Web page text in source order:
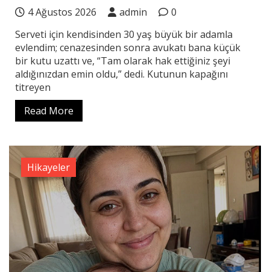
4 Ağustos 2026 admin
0
Serveti için kendisinden 30 yaş büyük bir adamla
evlendim; cenazesinden sonra avukatı bana küçük
bir kutu uzattı ve, “Tam olarak hak ettiğiniz şeyi
aldığınızdan emin oldu,” dedi. Kutunun kapağını
titreyen
Read More
Hikayeler